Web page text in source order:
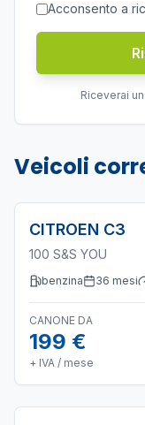
Acconsento a
Riceverai
Veicoli
CITROEN C3
100 S&S YOU
benzina 36 mesi
CANONE DA
199 €
+ IVA / mese